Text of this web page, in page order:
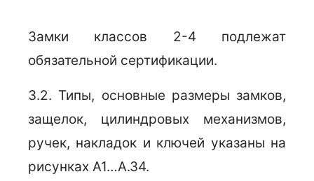
Замки классов 2-4 подлежат
обязательной сертификации.
3.2. Типы, основные размеры замков,
защелок, цилиндровых механизмов,
ручек, накладок и ключей указаны на
рисунках А1…А.34.